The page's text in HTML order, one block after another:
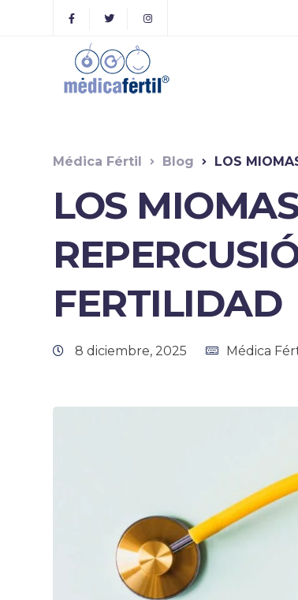
Médica Fértil Blog LOS
LOS
FERTILIDAD
8 diciembre, 2025 Médica